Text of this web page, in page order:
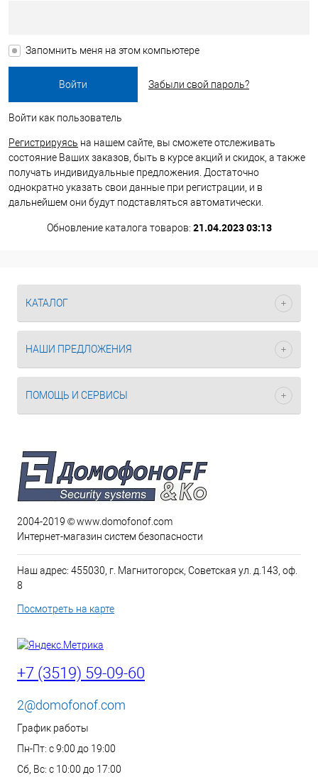
Запомнить меня на этом компьютере
Забыли свой пароль?
Войти как пользователь
Регистрируясь на нашем сайте, вы сможете отслеживать
состояние Ваших заказов, быть в курсе акций и скидок, а также
получать индивидуальные предложения. Достаточно
однократно указать свои данные при регистрации, и в
дальнейшем они будут подставляться автоматически.
Обновление каталога товаров: 21.04.2023 03:13
КАТАЛОГ
НАШИ ПРЕДЛОЖЕНИЯ
ПОМОЩЬ И СЕРВИСЫ
2004-2019 © www.domofonof.com
Интернет-магазин систем безопасности
Наш адрес: 455030, г. Магнитогорск, Советская ул. д.143, оф.
8
Посмотреть на карте
+7 (3519) 59-09-60
2@domofonof.com
График работы
Пн-Пт: с 9:00 до 19:00
Сб, Вс: с 10:00 до 17:00